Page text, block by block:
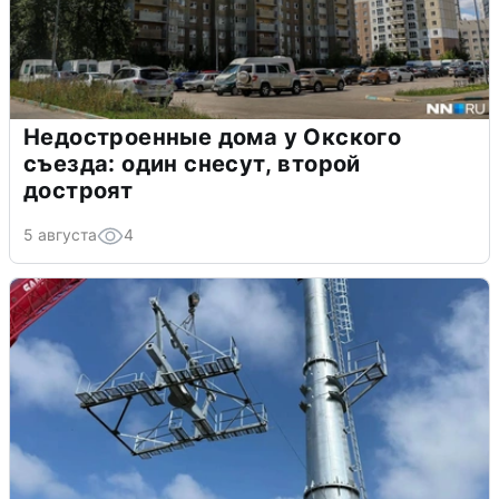
Недостроенные дома у Окского
съезда: один снесут, второй
достроят
5 августа 4